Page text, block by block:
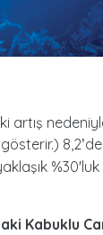
artış
8,2’
Kabuklu